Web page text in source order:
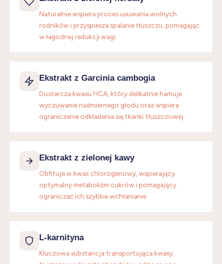
Naturalnie wspiera proces usuwania wolnych
rodników i przyspiesza spalanie tłuszczu, pomagając
w łagodnej redukcji wagi.
Ekstrakt z Garcinia cambogia
Dostarcza kwasu HCA, który delikatnie hamuje
wyczuwanie nadmiernego głodu oraz wspiera
ograniczenie odkładania się tkanki tłuszczowej.
Ekstrakt z zielonej kawy
Obfituje w kwas chlorogenowy, wspierający
optymalny metabolizm cukrów i pomagający
ograniczać ich szybkie wchłanianie.
L-karnityna
Kluczowa substancja transportująca kwasy